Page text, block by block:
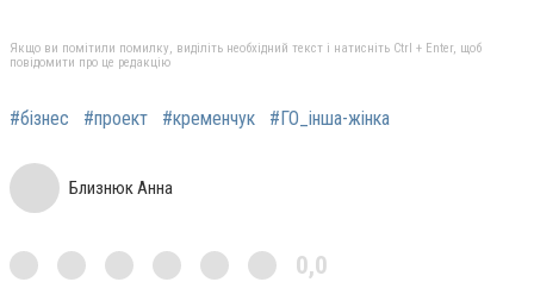
Якщо ви помітили помилку, виділіть необхідний текст і натисніть Ctrl + Enter, щоб
повідомити про це редакцію
#бізнес #проект #кременчук #ГО_інша-жінка
Близнюк Анна
0,0